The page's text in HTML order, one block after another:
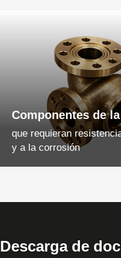
Componentes de
que requieran
y a la corrosión
Descarga de